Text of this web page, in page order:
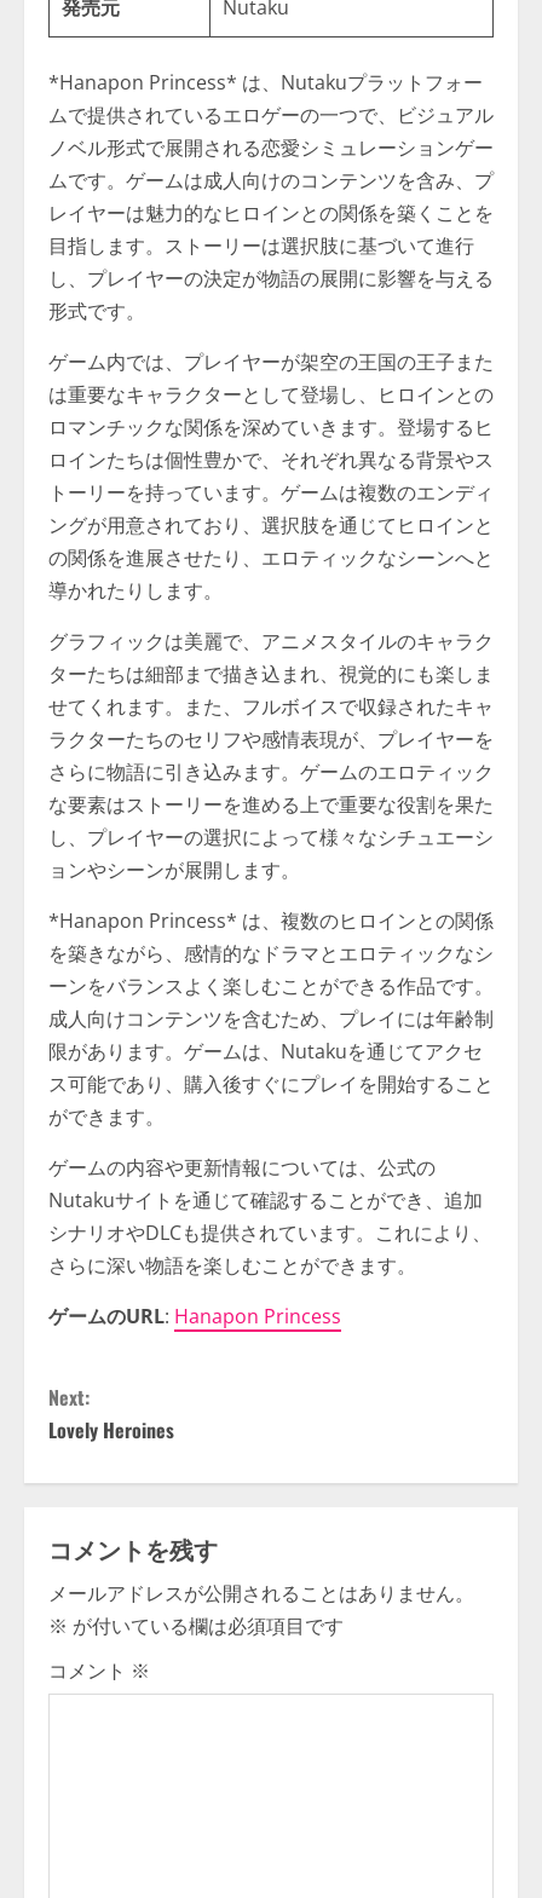
発売元 Nutaku
*Hanapon Princess* は、Nutakuプラットフォー
ムで提供されているエロゲーの一つで、ビジュアル
ノベル形式で展開される恋愛シミュレーションゲー
ムです。ゲームは成人向けのコンテンツを含み、プ
レイヤーは魅力的なヒロインとの関係を築くことを
目指します。ストーリーは選択肢に基づいて進行
し、プレイヤーの決定が物語の展開に影響を与える
形式です。
ゲーム内では、プレイヤーが架空の王国の王子また
は重要なキャラクターとして登場し、ヒロインとの
ロマンチックな関係を深めていきます。登場するヒ
ロインたちは個性豊かで、それぞれ異なる背景やス
トーリーを持っています。ゲームは複数のエンディ
ングが用意されており、選択肢を通じてヒロインと
の関係を進展させたり、エロティックなシーンへと
導かれたりします。
グラフィックは美麗で、アニメスタイルのキャラク
ターたちは細部まで描き込まれ、視覚的にも楽しま
せてくれます。また、フルボイスで収録されたキャ
ラクターたちのセリフや感情表現が、プレイヤーを
さらに物語に引き込みます。ゲームのエロティック
な要素はストーリーを進める上で重要な役割を果た
し、プレイヤーの選択によって様々なシチュエーシ
ョンやシーンが展開します。
*Hanapon Princess* は、複数のヒロインとの関係
を築きながら、感情的なドラマとエロティックなシ
ーンをバランスよく楽しむことができる作品です。
成人向けコンテンツを含むため、プレイには年齢制
限があります。ゲームは、Nutakuを通じてアクセ
ス可能であり、購入後すぐにプレイを開始すること
ができます。
ゲームの内容や更新情報については、公式の
Nutakuサイトを通じて確認することができ、追加
シナリオやDLCも提供されています。これにより、
さらに深い物語を楽しむことができます。
ゲームのURL: Hanapon Princess
C
o
n
t
i
n
u
Next:
Lovely Heroines
コメントを残す
メールアドレスが公開されることはありません。
※ が付いている欄は必須項目です
コメント ※